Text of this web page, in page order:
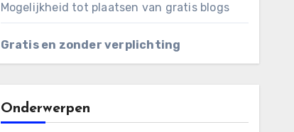
Mogelijkheid tot plaatsen van gratis blogs
Gratis en zonder verplichting
Onderwerpen